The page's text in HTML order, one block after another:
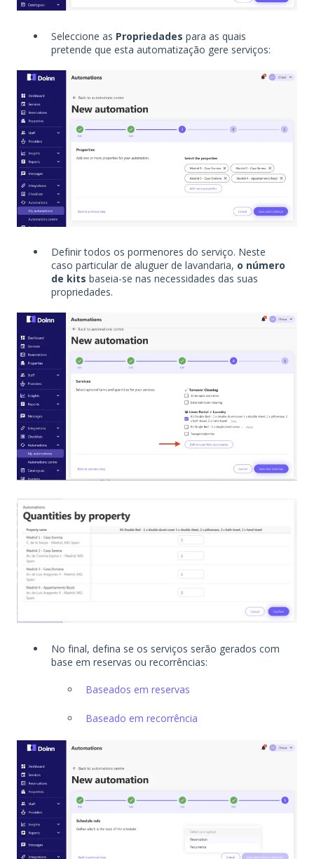
Seleccione as Propriedades para as quais
pretende que esta automatização gere serviços:
Definir todos os pormenores do serviço. Neste
caso particular de aluguer de lavandaria, o número
de kits baseia-se nas necessidades das suas
propriedades.
No final, defina se os serviços serão gerados com
base em reservas ou recorrências:
Baseados em reservas
Baseado em recorrência